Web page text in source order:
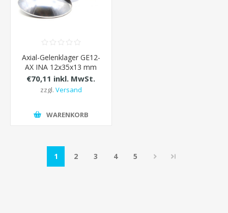
Axial-Gelenklager GE12-
AX INA 12x35x13 mm
€70,11 inkl. MwSt.
zzgl. Versand
WARENKORB
1 2 3 4 5